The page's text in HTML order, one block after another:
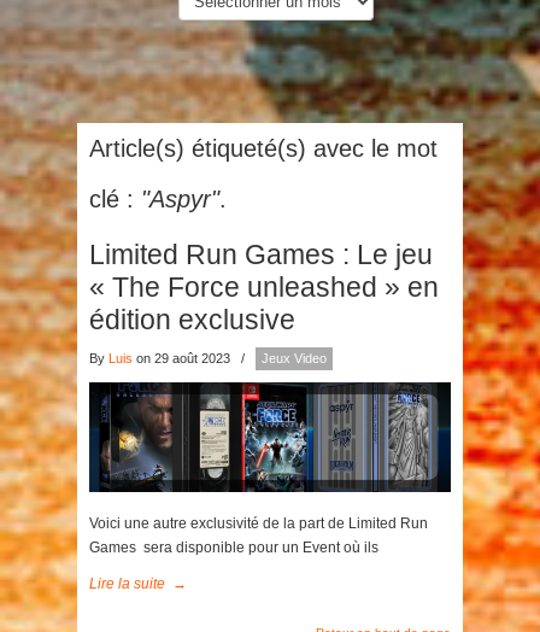
Article(s) étiqueté(s) avec le mot
clé : "Aspyr".
Limited Run Games : Le jeu
« The Force unleashed » en
édition exclusive
By Luis on 29 août 2023 / Jeux Video
Voici une autre exclusivité de la part de Limited Run
Games sera disponible pour un Event où ils
Lire la suite →